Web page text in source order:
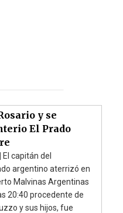
y se
El Prado
El capitán del
argentino aterrizó en
Malvinas Argentinas
20:40 procedente de
y sus hijos, fue